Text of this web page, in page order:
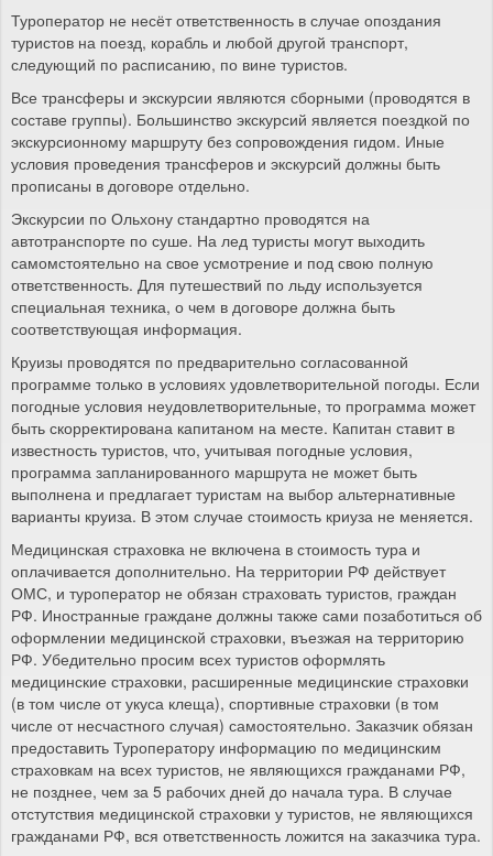
Туроператор не несёт ответственность в случае опоздания
туристов на поезд, корабль и любой другой транспорт,
следующий по расписанию, по вине туристов.
Все трансферы и экскурсии являются сборными (проводятся в
составе группы). Большинство экскурсий является поездкой по
экскурсионному маршруту без сопровождения гидом. Иные
условия проведения трансферов и экскурсий должны быть
прописаны в договоре отдельно.
Экскурсии по Ольхону стандартно проводятся на
автотранспорте по суше. На лед туристы могут выходить
самомстоятельно на свое усмотрение и под свою полную
ответственность. Для путешествий по льду используется
специальная техника, о чем в договоре должна быть
соответствующая информация.
Круизы проводятся по предварительно согласованной
программе только в условиях удовлетворительной погоды. Если
погодные условия неудовлетворительные, то программа может
быть скорректирована капитаном на месте. Капитан ставит в
известность туристов, что, учитывая погодные условия,
программа запланированного маршрута не может быть
выполнена и предлагает туристам на выбор альтернативные
варианты круиза. В этом случае стоимость криуза не меняется.
Медицинская страховка не включена в стоимость тура и
оплачивается дополнительно. На территории РФ действует
ОМС, и туроператор не обязан страховать туристов, граждан
РФ. Иностранные граждане должны также сами позаботиться об
оформлении медицинской страховки, въезжая на территорию
РФ. Убедительно просим всех туристов оформлять
медицинские страховки, расширенные медицинские страховки
(в том числе от укуса клеща), спортивные страховки (в том
числе от несчастного случая) самостоятельно. Заказчик обязан
предоставить Туроператору информацию по медицинским
страховкам на всех туристов, не являющихся гражданами РФ,
не позднее, чем за 5 рабочих дней до начала тура. В случае
отстутствия медицинской страховки у туристов, не являющихся
гражданами РФ, вся ответственность ложится на заказчика тура.